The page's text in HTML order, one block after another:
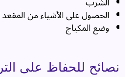
الحصول على الأشياء من المقعد
وضع المكياج
نصائح للحفاظ على